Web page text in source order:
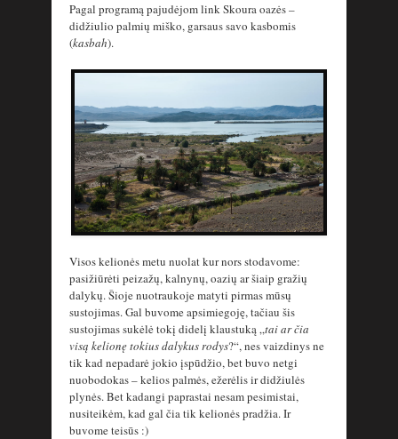
Pagal programą pajudėjom link Skoura oazės –
didžiulio palmių miško, garsaus savo kasbomis
(kasbah).
Visos kelionės metu nuolat kur nors stodavome:
pasižiūrėti peizažų, kalnynų, oazių ar šiaip gražių
dalykų. Šioje nuotraukoje matyti pirmas mūsų
sustojimas. Gal buvome apsimiegoję, tačiau šis
sustojimas sukėlė tokį didelį klaustuką „tai ar čia
visą kelionę tokius dalykus rodys?“, nes vaizdinys ne
tik kad nepadarė jokio įspūdžio, bet buvo netgi
nuobodokas – kelios palmės, ežerėlis ir didžiulės
plynės. Bet kadangi paprastai nesam pesimistai,
nusiteikėm, kad gal čia tik kelionės pradžia. Ir
buvome teisūs :)